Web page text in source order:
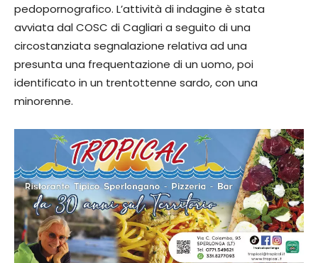
pedopornografico. L’attività di indagine è stata
avviata dal COSC di Cagliari a seguito di una
circostanziata segnalazione relativa ad una
presunta una frequentazione di un uomo, poi
identificato in un trentottenne sardo, con una
minorenne.